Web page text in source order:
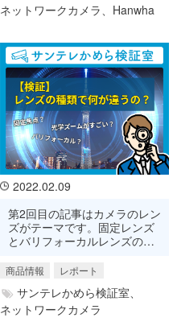
ネットワークカメラ、 Hanwha
2022.02.09
第2回目の記事はカメラのレン
ズがテーマです。固定レンズ
とバリフォーカルレンズの二
か調べてきました！
商品情報 レポート
サンテレかめら検証室、
ネットワークカメラ